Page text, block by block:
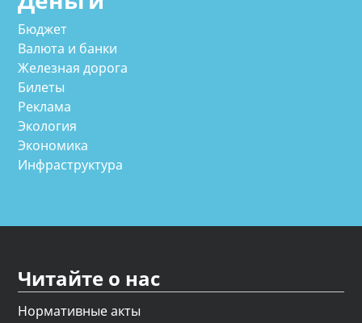
Бюджет
Валюта и банки
Железная дорога
Билеты
Реклама
Экология
Экономика
Инфраструктура
Читайте о нас
Нормативные акты